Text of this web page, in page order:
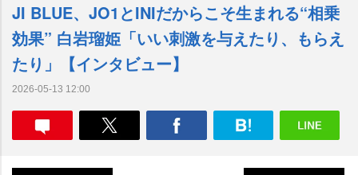
e
JI BLUE、JO1とINIだからこそ生まれる“相乗
効果” 白岩瑠姫「いい刺激を与えたり、もらえ
たり」【インタビュー】
2026-05-13 12:00